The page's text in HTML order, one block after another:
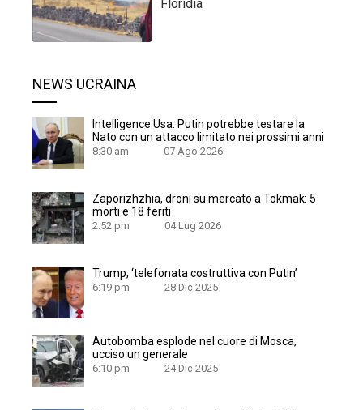
Floridia
NEWS UCRAINA
Intelligence Usa: Putin potrebbe testare la
Nato con un attacco limitato nei prossimi anni
8:30 am 07 Ago 2026
Zaporizhzhia, droni su mercato a Tokmak: 5
morti e 18 feriti
2:52 pm 04 Lug 2026
Trump, ‘telefonata costruttiva con Putin’
6:19 pm 28 Dic 2025
Autobomba esplode nel cuore di Mosca,
ucciso un generale
6:10 pm 24 Dic 2025